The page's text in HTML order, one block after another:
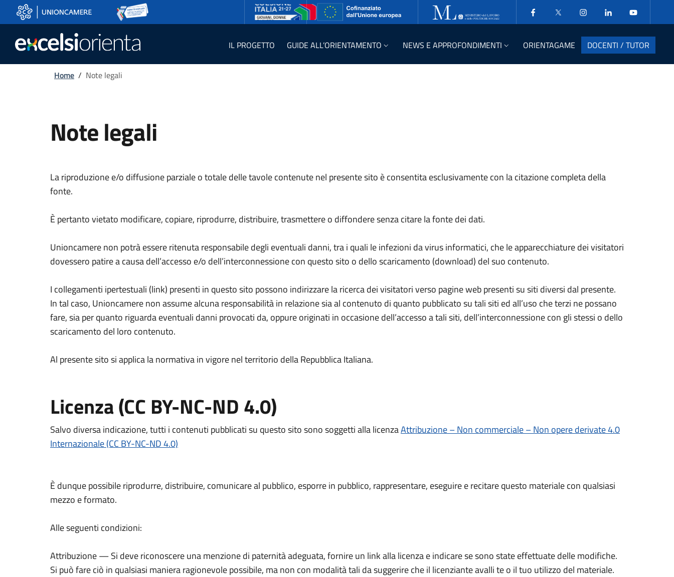
Skip to main content
Go to footer
IL PROGETTO GUIDE ALL’ORIENTAMENTO NEWS E APPROFONDIMENTI ORIENTAGAME DOCENTI / TUTOR
Home / Note legali
Note legali
La riproduzione e/o diffusione parziale o totale delle tavole contenute nel presente sito è consentita esclusivamente con la citazione completa della
fonte.
È pertanto vietato modificare, copiare, riprodurre, distribuire, trasmettere o diffondere senza citare la fonte dei dati.
Unioncamere non potrà essere ritenuta responsabile degli eventuali danni, tra i quali le infezioni da virus informatici, che le apparecchiature dei visitatori
dovessero patire a causa dell’accesso e/o dell’interconnessione con questo sito o dello scaricamento (download) del suo contenuto.
I collegamenti ipertestuali (link) presenti in questo sito possono indirizzare la ricerca dei visitatori verso pagine web presenti su siti diversi dal presente.
In tal caso, Unioncamere non assume alcuna responsabilità in relazione sia al contenuto di quanto pubblicato su tali siti ed all’uso che terzi ne possano
fare, sia per quanto riguarda eventuali danni provocati da, oppure originati in occasione dell’accesso a tali siti, dell’interconnessione con gli stessi o dello
scaricamento del loro contenuto.
Al presente sito si applica la normativa in vigore nel territorio della Repubblica Italiana.
Licenza (CC BY-NC-ND 4.0)
Salvo diversa indicazione, tutti i contenuti pubblicati su questo sito sono soggetti alla licenzaAttribuzione – Non commerciale – Non opere derivate 4.0
Internazionale (CC BY-NC-ND 4.0)
È dunque possibile riprodurre, distribuire, comunicare al pubblico, esporre in pubblico, rappresentare, eseguire e recitare questo materiale con qualsiasi
mezzo e formato.
Alle seguenti condizioni:
Attribuzione — Si deve riconoscere una menzione di paternità adeguata, fornire un link alla licenza e indicare se sono state effettuate delle modifiche.
Si può fare ciò in qualsiasi maniera ragionevole possibile, ma non con modalità tali da suggerire che il licenziante avalli te o il tuo utilizzo del materiale.